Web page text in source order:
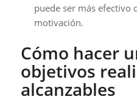
puede ser más efectivo
motivación.
Cómo hacer
objetivos
alcanzables